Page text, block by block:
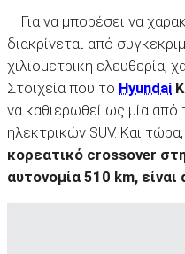
Για να μπορέσει να
διακρίνεται από
χιλιομετρική ελευθερία,
Στοιχεία που το Hyundai
να καθιερωθεί ως μία
ηλεκτρικών SUV. Και
κορεατικό crossover
αυτονομία 510 km,